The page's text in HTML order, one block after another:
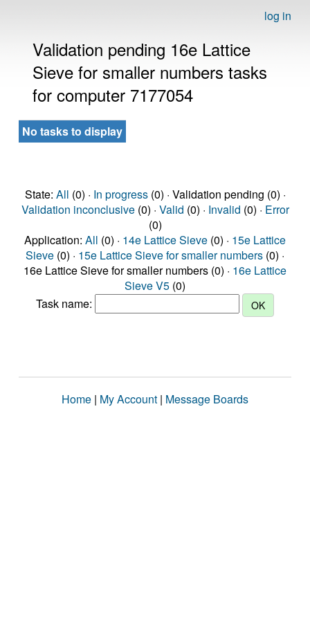
log in
Validation pending 16e Lattice
Sieve for smaller numbers tasks
for computer 7177054
No tasks to display
State: All (0) · In progress(0) · Validation pending (0) ·
Validation inconclusive(0) · Valid (0) · Invalid (0) · Error
(0)
Application: All (0) · 14e Lattice Sieve (0) · 15e Lattice
Sieve (0) · 15e Lattice Sieve for smaller numbers (0) ·
16e Lattice Sieve for smaller numbers (0) · 16e Lattice
Sieve V5 (0)
Task name:
Home | My Account | Message Boards